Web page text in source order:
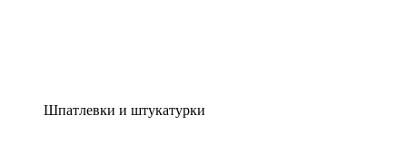
Шпатлевки и штукатурки